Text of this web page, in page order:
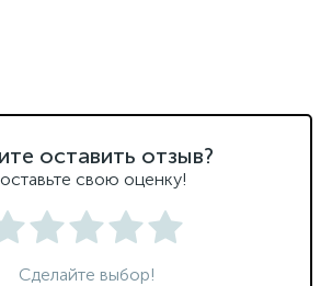
оставить отзыв?
свою оценку!
Сделайте выбор!